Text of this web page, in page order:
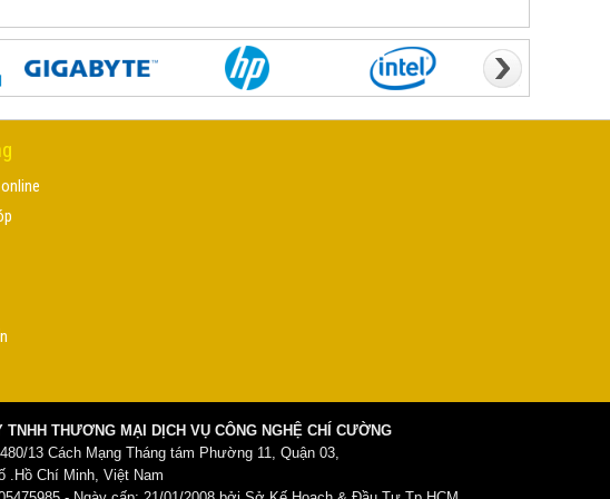
TNHH THƯƠNG MẠI DỊCH VỤ CÔNG NGHỆ CHÍ CƯỜNG
13 Cách Mạng Tháng tám Phường 11, Quận 03,
.Hồ Chí Minh, Việt Nam